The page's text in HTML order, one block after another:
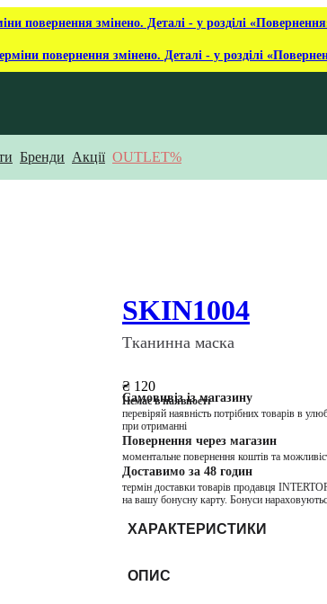
повернення змінено. Деталі - у розділі
повернення змінено. Деталі - у розділі
Бренди Акції OUTLET%
SKIN1004
Тканинна маска
₴ 120
Немає в наявності
Самовивіз із магазину
перевіряй наявність потрібних товарів в
при отриманні
Повернення через магазин
моментальне повернення коштів та
Доставимо за 48 годин
термін доставки товарів продавця
на вашу бонусну карту. Бонуси
ХАРАКТЕРИСТИКИ
ОПИС